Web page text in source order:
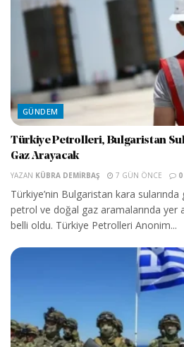
GÜNDEM
Türkiye Petrolleri, Bulgaristan
Gaz Arayacak
YAZAN KÜBRA DEMIRBAŞ 7 GÜN ÖNCE 0
Türkiye’nin Bulgaristan kara
petrol ve doğal gaz aramalarında yer
belli oldu. Türkiye Petrolleri Anonim...